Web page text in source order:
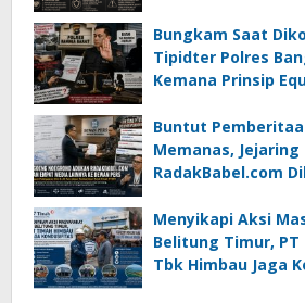
Bungkam Saat
Tipidter Polres
Kemana Prinsip
Buntut
Memanas, Jejaring
RadakBabel.com
Menyikapi Aksi
Belitung Timur, PT
Tbk Himbau Jaga